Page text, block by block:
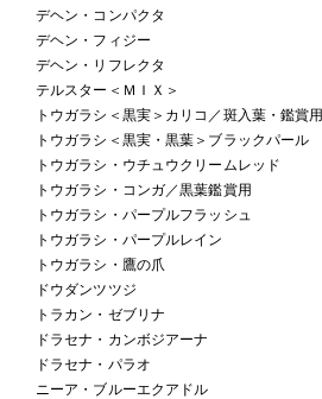
デヘン・コンパクタ
デヘン・フィジー
デヘン・リフレクタ
テルスター＜ＭＩＸ＞
トウガラシ＜黒実＞カリコ／斑入葉・鑑賞用
トウガラシ＜黒実・黒葉＞ブラックパール
トウガラシ・ウチュウクリームレッド
トウガラシ・コンガ／黒葉鑑賞用
トウガラシ・パープルフラッシュ
トウガラシ・パープルレイン
トウガラシ・鷹の爪
ドウダンツツジ
トラカン・ゼブリナ
ドラセナ・カンボジアーナ
ドラセナ・パラオ
ニーア・ブルーエクアドル